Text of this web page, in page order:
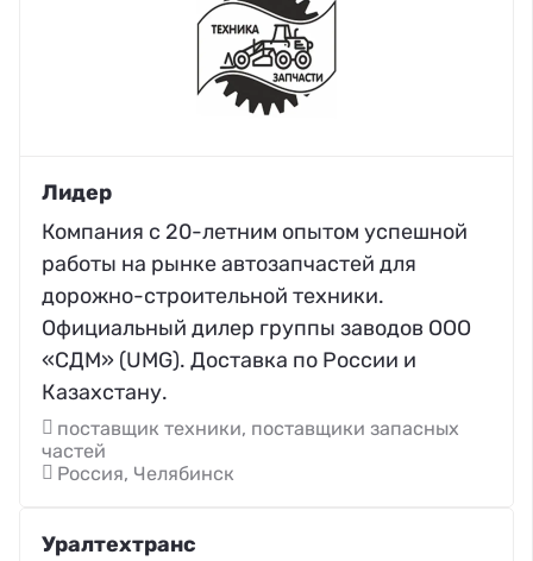
Лидер
Компания с 20-летним опытом успешной
работы на рынке автозапчастей для
дорожно-строительной техники.
Официальный дилер группы заводов ООО
«СДМ» (UMG). Доставка по России и
Казахстану.
поставщик техники, поставщики запасных
частей
Россия, Челябинск
Уралтехтранс